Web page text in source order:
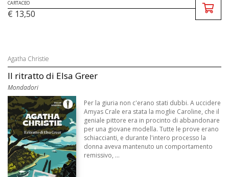
CARTACEO
€ 13,50
Agatha Christie
Il ritratto di Elsa Greer
Mondadori
Per la giuria non c'erano stati dubbi. A uccidere
Amyas Crale era stata la moglie Caroline, che il
geniale pittore era in procinto di abbandonare
per una giovane modella. Tutte le prove erano
schiaccianti, e durante l'intero processo la
donna aveva mantenuto un comportamento
remissivo, ...